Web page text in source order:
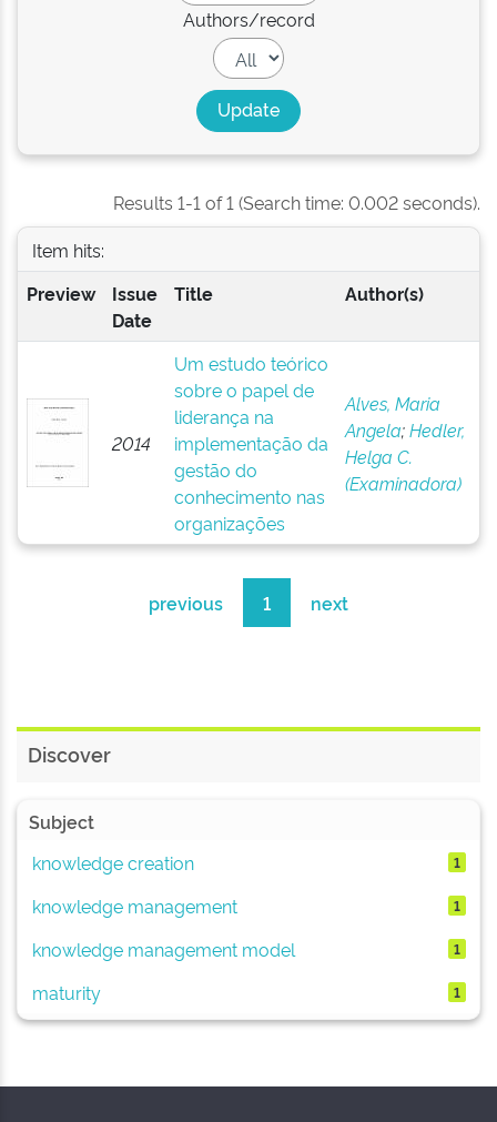
Authors/record
Results 1-1 of 1 (Search time: 0.002 seconds).
Item hits:
Preview
Issue
Date
Title Author(s)
2014
Um estudo teórico
sobre o papel de
liderança na
implementação da
gestão do
conhecimento nas
organizações
Alves, Maria
Angela;Hedler,
Helga C.
(Examinadora)
previous 1 next
Discover
Subject
knowledge creation
1
knowledge management 1
knowledge management model 1
maturity 1